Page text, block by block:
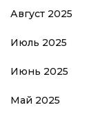
Август 2025
Июль 2025
Июнь 2025
Май 2025